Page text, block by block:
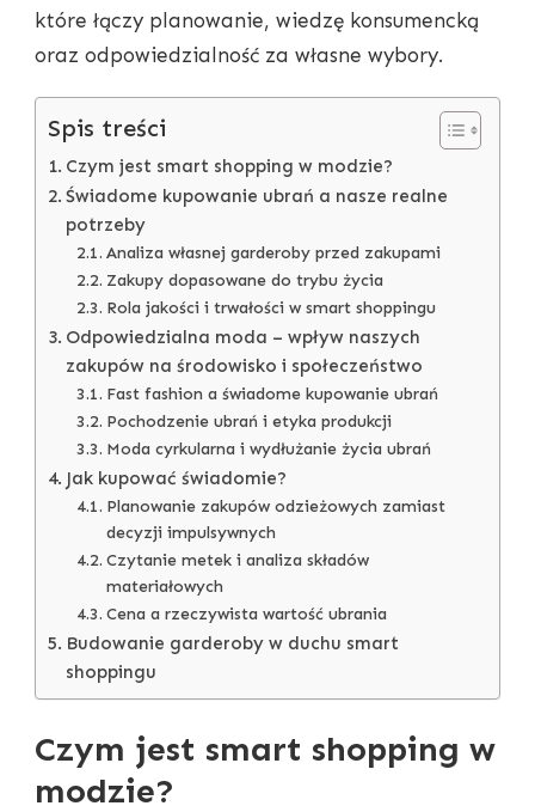
które łączy planowanie, wiedzę konsumencką
oraz odpowiedzialność za własne wybory.
Spis treści
Czym jest smart shopping w modzie?
Świadome kupowanie ubrań a nasze realne
potrzeby
Analiza własnej garderoby przed zakupami
Zakupy dopasowane do trybu życia
Rola jakości i trwałości w smart shoppingu
Odpowiedzialna moda – wpływ naszych
zakupów na środowisko i społeczeństwo
Fast fashion a świadome kupowanie ubrań
Pochodzenie ubrań i etyka produkcji
Moda cyrkularna i wydłużanie życia ubrań
Jak kupować świadomie?
Planowanie zakupów odzieżowych zamiast
decyzji impulsywnych
Czytanie metek i analiza składów
materiałowych
Cena a rzeczywista wartość ubrania
Budowanie garderoby w duchu smart
shoppingu
Czym jest smart shopping w
modzie?